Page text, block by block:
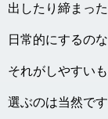
出したり締まっ
日常的にするの
それがしやすい
選ぶのは当然です